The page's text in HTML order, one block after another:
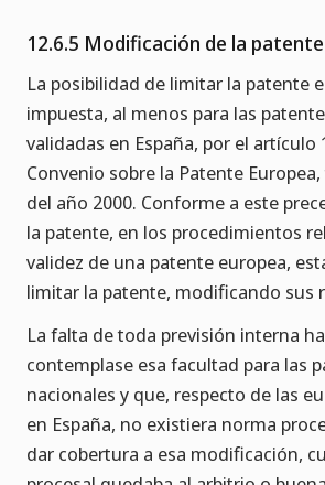
12.6.5 Modificación de la patente
La posibilidad de limitar la patente
impuesta, al menos para las
validadas en España, por el artículo
Convenio sobre la Patente
del año 2000. Conforme a este
la patente, en los procedimientos
validez de una patente europea,
limitar la patente, modificando sus
La falta de toda previsión interna
contemplase esa facultad para las
nacionales y que, respecto de las
en España, no existiera norma
dar cobertura a esa modificación,